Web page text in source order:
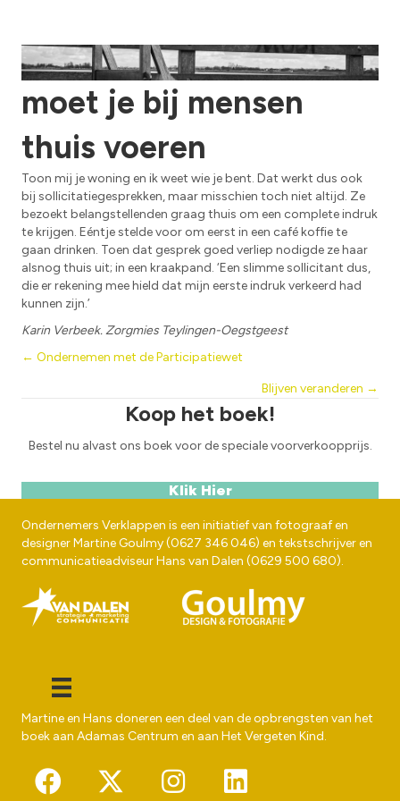
Sollicitatiegesprekken
moet je bij mensen
thuis voeren
Toon mij je woning en ik weet wie je bent. Dat werkt dus ook
bij sollicitatiegesprekken, maar misschien toch niet altijd. Ze
bezoekt belangstellenden graag thuis om een complete indruk
te krijgen. Eéntje stelde voor om eerst in een café koffie te
gaan drinken. Toen dat gesprek goed verliep nodigde ze haar
alsnog thuis uit; in een kraakpand. ‘Een slimme sollicitant dus,
die er rekening mee hield dat mijn eerste indruk verkeerd had
kunnen zijn.’
Karin Verbeek. Zorgmies Teylingen-Oegstgeest
Posts
navigation
← Ondernemen met de Participatiewet
Blijven veranderen →
Koop het boek!
Bestel nu alvast ons boek voor de speciale voorverkoopprijs.
Klik Hier
Ondernemers Verklappen is een initiatief van fotograaf en
designerMartine Goulmy(0627 346 046) en tekstschrijver en
communicatieadviseurHans van Dalen (0629 500 680).
Martine en Hans doneren een deel van de opbrengsten van het
boek aan Adamas Centrum en aan Het Vergeten Kind.